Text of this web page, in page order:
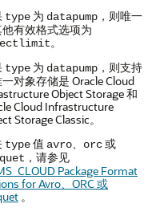
type 为 datapump ，则唯一
他有效格式选项为
。
type 为 datapump ，则支持
对象存储是 Oracle Cloud
Object Storage 和
Cloud Infrastructure
Storage Classic。
type值 avro、 orc或
，请参见
Package Format
for Avro、ORC 或
。